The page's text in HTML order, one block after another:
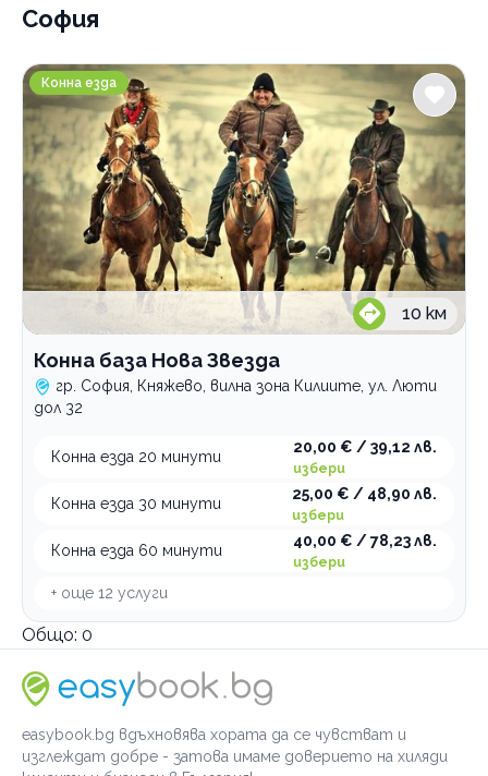
София
Конна база Нова Звезда
Конна езда
10 км
Конна база Нова Звезда
гр. София, Княжево, вилна зона Килиите, ул. Люти
дол 32
Конна езда 20 минути
20,00 € / 39,12 лв.
избери
Конна езда 30 минути
25,00 € / 48,90 лв.
избери
Конна езда 60 минути
40,00 € / 78,23 лв.
избери
+ още 12 услуги
Общо: 0
уикенд
Категории
Хотели
Къмпинг
Културно исторически туризъм
По домовете
easybook.bg вдъхновява хората да се чувстват и
изглеждат добре - затова имаме доверието на хиляди